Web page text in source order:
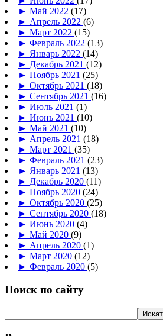
► Май 2022 (17)
► Апрель 2022 (6)
► Март 2022 (15)
► Февраль 2022 (13)
► Январь 2022 (14)
► Декабрь 2021 (12)
► Ноябрь 2021 (25)
► Октябрь 2021 (18)
► Сентябрь 2021 (16)
► Июль 2021 (1)
► Июнь 2021 (10)
► Май 2021 (10)
► Апрель 2021 (18)
► Март 2021 (35)
► Февраль 2021 (23)
► Январь 2021 (13)
► Декабрь 2020 (11)
► Ноябрь 2020 (24)
► Октябрь 2020 (25)
► Сентябрь 2020 (18)
► Июнь 2020 (4)
► Май 2020 (9)
► Апрель 2020 (1)
► Март 2020 (12)
► Февраль 2020 (5)
Поиск по сайту